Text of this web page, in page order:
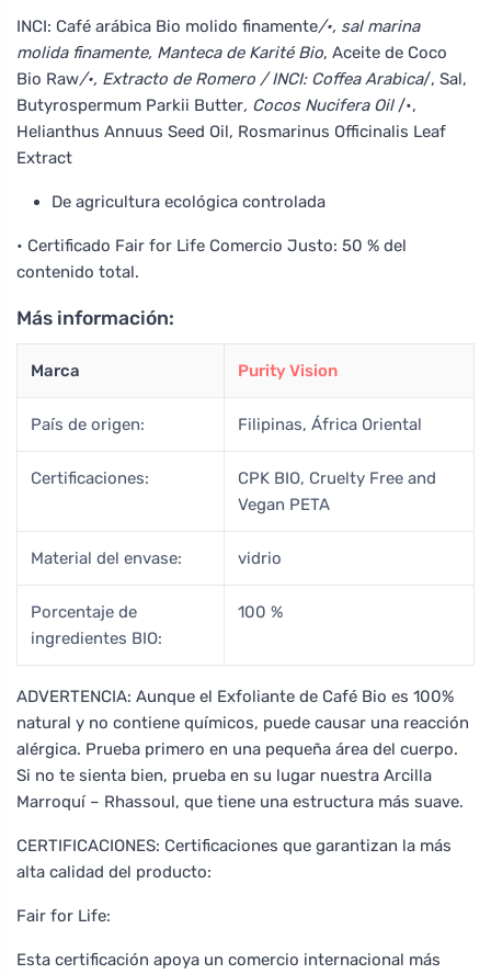
INCI: Café arábica Bio molido finamente/•, sal marina
molida finamente, Manteca de Karité Bio, Aceite de Coco
Bio Raw/•, Extracto de Romero / INCI: Coffea Arabica/, Sal,
Butyrospermum Parkii Butter, Cocos Nucifera Oil /•,
Helianthus Annuus Seed Oil, Rosmarinus Officinalis Leaf
Extract
De agricultura ecológica controlada
• Certificado Fair for Life Comercio Justo: 50 % del
contenido total.
Más información:
Marca Purity Vision
País de origen: Filipinas, África Oriental
Certificaciones:
CPK BIO, Cruelty Free and
Vegan PETA
Material del envase: vidrio
Porcentaje de
ingredientes BIO:
100 %
ADVERTENCIA: Aunque el Exfoliante de Café Bio es 100%
natural y no contiene químicos, puede causar una reacción
alérgica. Prueba primero en una pequeña área del cuerpo.
Si no te sienta bien, prueba en su lugar nuestra Arcilla
Marroquí – Rhassoul, que tiene una estructura más suave.
CERTIFICACIONES: Certificaciones que garantizan la más
alta calidad del producto:
Fair for Life:
Esta certificación apoya un comercio internacional más